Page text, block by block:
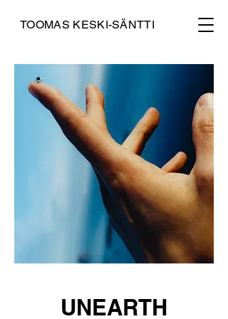
TOOMAS KESKI-SÄNTTI
UNEARTH